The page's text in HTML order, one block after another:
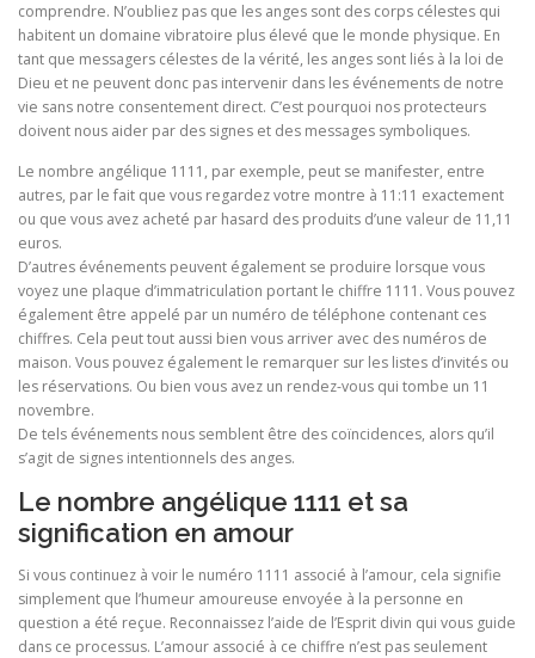
comprendre. N’oubliez pas que les anges sont des corps célestes qui
habitent un domaine vibratoire plus élevé que le monde physique. En
tant que messagers célestes de la vérité, les anges sont liés à la loi de
Dieu et ne peuvent donc pas intervenir dans les événements de notre
vie sans notre consentement direct. C’est pourquoi nos protecteurs
doivent nous aider par des signes et des messages symboliques.
Le nombre angélique 1111, par exemple, peut se manifester, entre
autres, par le fait que vous regardez votre montre à 11:11 exactement
ou que vous avez acheté par hasard des produits d’une valeur de 11,11
euros.
D’autres événements peuvent également se produire lorsque vous
voyez une plaque d’immatriculation portant le chiffre 1111. Vous pouvez
également être appelé par un numéro de téléphone contenant ces
chiffres. Cela peut tout aussi bien vous arriver avec des numéros de
maison. Vous pouvez également le remarquer sur les listes d’invités ou
les réservations. Ou bien vous avez un rendez-vous qui tombe un 11
novembre.
De tels événements nous semblent être des coïncidences, alors qu’il
s’agit de signes intentionnels des anges.
Le nombre angélique 1111 et sa
signification en amour
Si vous continuez à voir le numéro 1111 associé à l’amour, cela signifie
simplement que l’humeur amoureuse envoyée à la personne en
question a été reçue. Reconnaissez l’aide de l’Esprit divin qui vous guide
dans ce processus. L’amour associé à ce chiffre n’est pas seulement